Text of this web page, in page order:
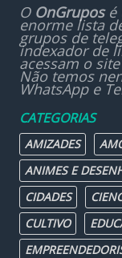
O OnGruposé
enorme lista
grupos de
indexador de
acessam o
Não temos
WhatsApp e
CATEGORIAS
AMIZADES
ANIMES E
CIDADES
CULTIVO